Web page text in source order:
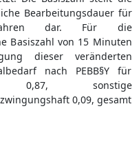
Bearbeitungsdauer für
dar. Für die
Basiszahl von 15 Minuten
dieser veränderten
nach PEBB§Y für
0,87, sonstige
0,09, gesamt